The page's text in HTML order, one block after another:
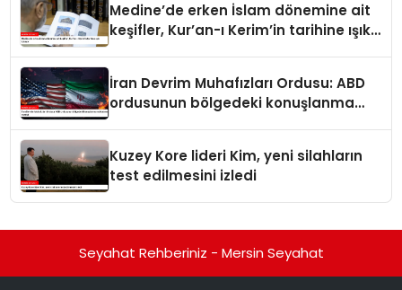
Medine’de erken İslam dönemine ait
keşifler, Kur’an-ı Kerim’in tarihine ışık
İran Devrim Muhafızları Ordusu: ABD
ordusunun bölgedeki konuşlanma
Kuzey Kore lideri Kim, yeni silahların
test edilmesini izledi
Seyahat Rehberiniz - Mersin Seyahat